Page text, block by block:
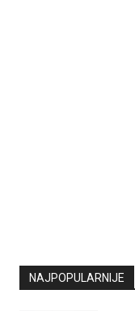
NAJPOPULARNIJE